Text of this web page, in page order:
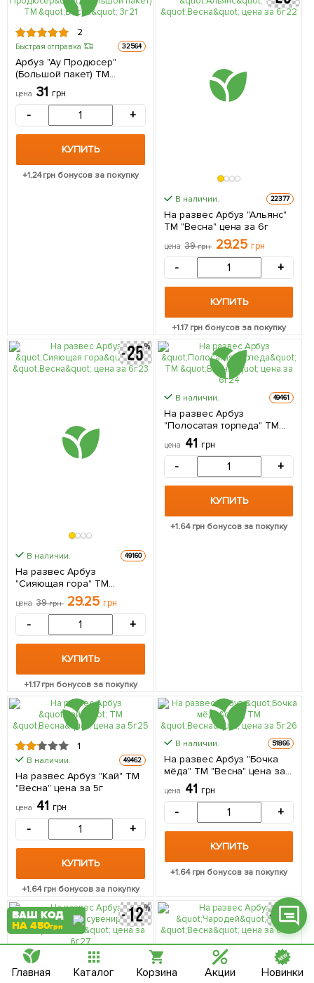
2
Быстрая отправка 32564
Арбуз "Ау Продюсер"
(Большой пакет) ТМ
"Весна" 3г
цена 31 грн
- +
КУПИТЬ
+1.24грн бонусов за покупку
В наличии. 22377
На развес Арбуз "Альянс"
ТМ "Весна" цена за 6г
цена 39грн 29.25 грн
- +
КУПИТЬ
+1.17грн бонусов за покупку
В наличии. 49160
На развес Арбуз
"Сияющая гора" ТМ
"Весна" цена за 6г
цена 39грн 29.25 грн
- +
КУПИТЬ
+1.17грн бонусов за покупку
В наличии. 49461
На развес Арбуз
"Полосатая торпеда" ТМ
"Весна" цена за 6г
цена 41 грн
- +
КУПИТЬ
+1.64грн бонусов за покупку
1
В наличии. 49462
На развес Арбуз "Кай" ТМ
"Весна" цена за 5г
цена 41 грн
- +
КУПИТЬ
+1.64грн бонусов за покупку
В наличии. 51866
На развес Арбуз "Бочка
мёда" ТМ "Весна" цена за
цена 41 грн
- +
КУПИТЬ
+1.64грн бонусов за покупку
Фейсбук
Телеграм
Вайбер
Інстаграм
ВАШ КОД
НА 450грн
Главная Каталог Корзина Акции Новинки